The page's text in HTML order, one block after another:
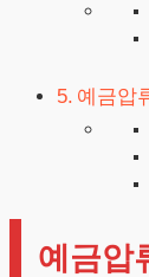
예금압
예금압